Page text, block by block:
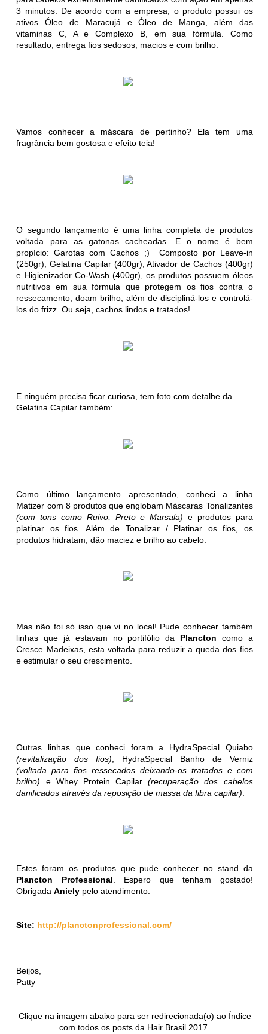
3 minutos. De acordo com a empresa, o produto possui os
ativos Óleo de Maracujá e Óleo de Manga, além das
vitaminas C, A e Complexo B, em sua fórmula. Como
resultado, entrega fios sedosos, macios e com brilho.
Vamos conhecer a máscara de pertinho? Ela tem uma
fragrância bem gostosa e efeito teia!
O segundo lançamento é uma linha completa de produtos
voltada para as gatonas cacheadas. E o nome é bem
propício: Garotas com Cachos ;) Composto por Leave-in
(250gr), Gelatina Capilar (400gr), Ativador de Cachos (400gr)
e Higienizador Co-Wash (400gr), os produtos possuem óleos
nutritivos em sua fórmula que protegem os fios contra o
ressecamento, doam brilho, além de discipliná-los e controlá-
los do frizz. Ou seja, cachos lindos e tratados!
E ninguém precisa ficar curiosa, tem foto com detalhe da
Gelatina Capilar também:
Como último lançamento apresentado, conheci a linha
Matizer com 8 produtos que englobam Máscaras Tonalizantes
(com tons como Ruivo, Preto e Marsala) e produtos para
platinar os fios. Além de Tonalizar / Platinar os fios, os
produtos hidratam, dão maciez e brilho ao cabelo.
Mas não foi só isso que vi no local! Pude conhecer também
linhas que já estavam no portifólio da Plancton como a
Cresce Madeixas, esta voltada para reduzir a queda dos fios
e estimular o seu crescimento.
Outras linhas que conheci foram a HydraSpecial Quiabo
(revitalização dos fios) , HydraSpecial Banho de Verniz
(voltada para fios ressecados deixando-os tratados e com
brilho) e Whey Protein Capilar(recuperação dos cabelos
danificados através da reposição de massa da fibra capilar)
Estes foram os produtos que pude conhecer no stand da
Plancton Professional . Espero que tenham gostado!
ObrigadaAniely pelo atendimento.
Site: http://planctonprofessional.com/
Beijos,
Patty
Clique na imagem abaixo para ser redirecionada(o) ao Índice
com todos os posts da Hair Brasil 2017.